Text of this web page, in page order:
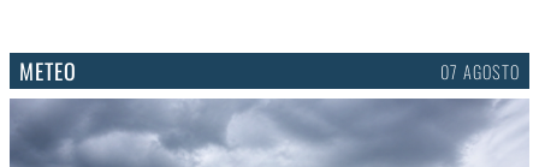
METEO 07 AGOSTO